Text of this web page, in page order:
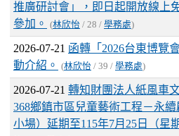
推廣研討會」，即日起開放線上
參加。
(林欣怡 / 28 / 學務處)
2026-07-21 函轉「2026台東博覽
動介紹。
(林欣怡 / 39 / 學務處)
2026-07-21 轉知財團法人紙風車
368鄉鎮市區兒童藝術工程－永
小場）延期至115年7月25日（星